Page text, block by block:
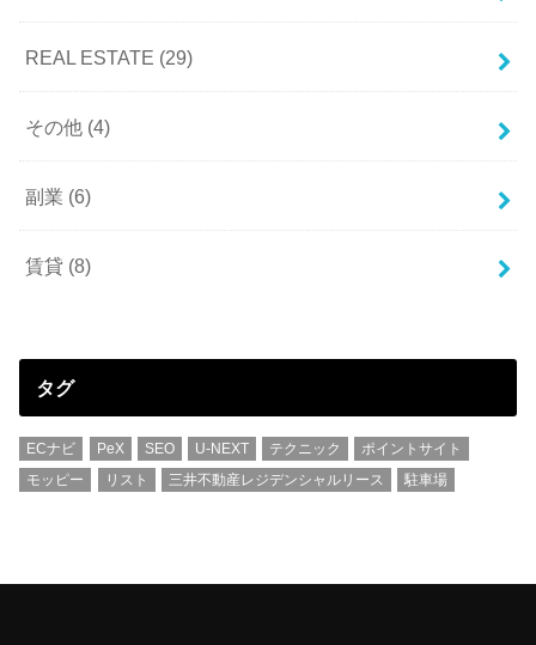
REAL ESTATE (29)
その他 (4)
副業 (6)
賃貸 (8)
タグ
ECナビ PeX SEO U-NEXT テクニック
ポイントサイト
モッピー
リスト 三井不動産レジデンシャルリース 駐車場